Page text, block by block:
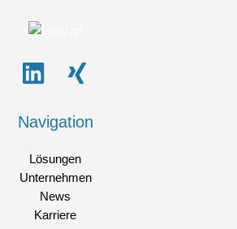
Navigation
Lösungen
Unternehmen
News
Karriere